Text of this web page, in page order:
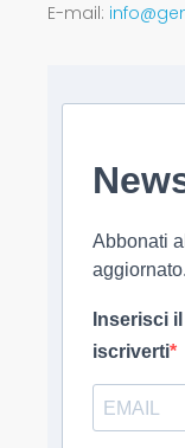
E-mail:
Abbonati
aggiornato.
Inserisci
iscriverti